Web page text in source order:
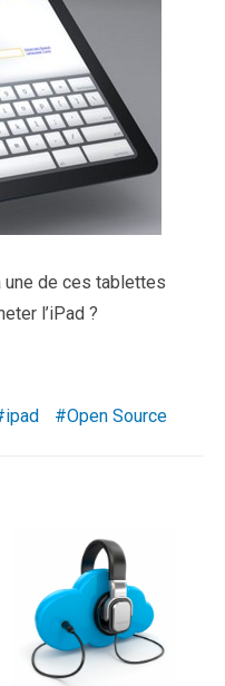
une de ces tablettes
l’iPad ?
ipad Open Source